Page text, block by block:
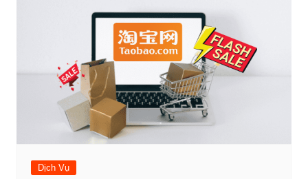
Dịch Vụ